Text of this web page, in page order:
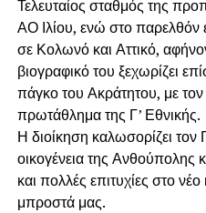
Τελευταίος σταθμός της
ΑΟ Ιλίου, ενώ στο παρελθόν
σε Κολωνό και Αττικό,
βιογραφικό του ξεχωρίζει
πάγκο του Ακράτητου, με
πρωτάθλημα της Γ’ Εθνικής.
Η διοίκηση καλωσορίζει
οικογένεια της Ανθούπολης
και πολλές επιτυχίες στο
μπροστά μας.